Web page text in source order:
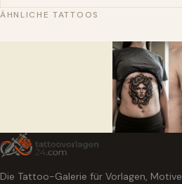
ÄHNLICHE TATTOOS
Die Tattoo-Galerie für Vorlagen, Motive